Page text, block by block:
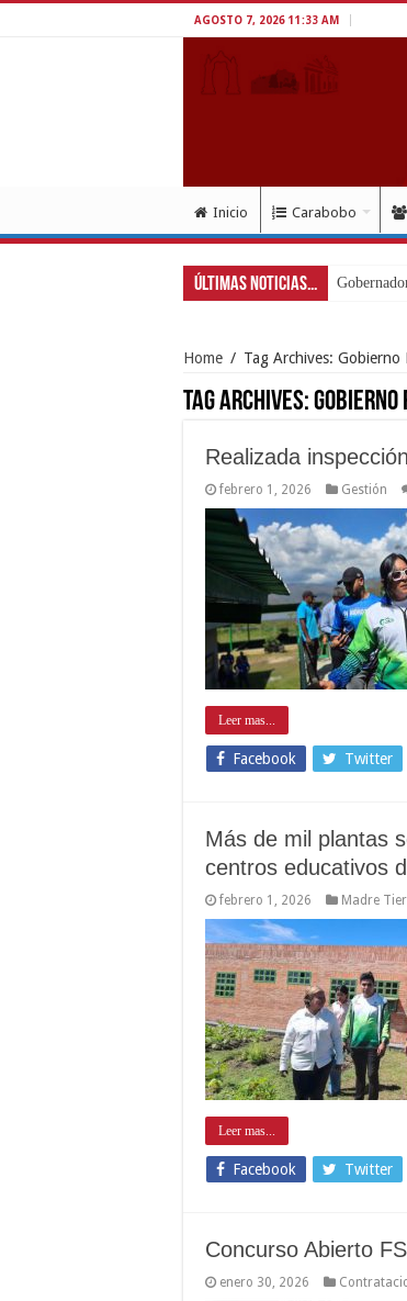
AGOSTO 7, 2026 11:33 AM
Inicio Carabobo
Últimas Noticias...
Home / Tag Archives: Gobierno
Tag Archives:
Realizada
febrero 1, 2026 Gestión
Leer mas...
Facebook Twitter
Más de mil plantas
centros educativos
febrero 1, 2026 Madre
Leer mas...
Facebook Twitter
Concurso Abierto
enero 30, 2026